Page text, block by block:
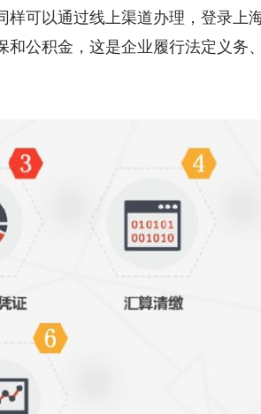
样可以通过线上渠道办理，登录上
公积金，这是企业履行法定义务